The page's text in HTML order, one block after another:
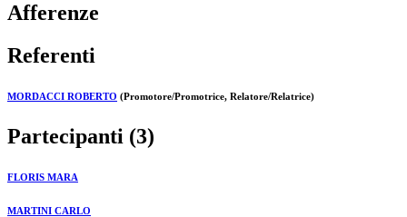
Afferenze
Referenti
MORDACCI ROBERTO (Promotore/Promotrice, Relatore/Relatrice)
Partecipanti (3)
FLORIS MARA
MARTINI CARLO